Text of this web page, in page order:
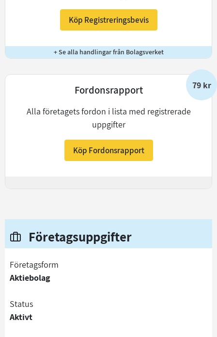
Köp Registreringsbevis
+ Se alla handlingar från Bolagsverket
79 kr
Fordonsrapport
Alla företagets fordon i lista med registrerade
uppgifter
Köp Fordonsrapport
Företagsuppgifter
företagsform
Aktiebolag
status
Aktivt